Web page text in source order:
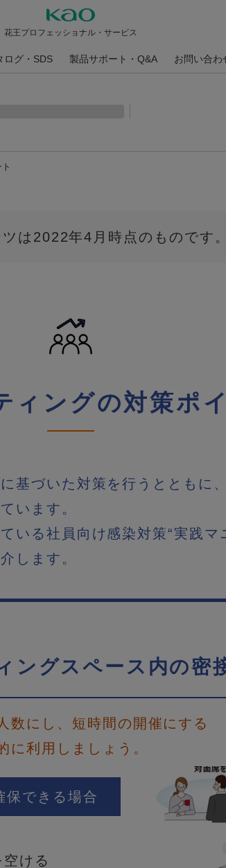
花王プロフェッショナル・サービス
ログ・SDS 製品サポート・Q&A お問い合わ
は2022年4月時点のものです
ィングの対策ポ
基づいた対策を行うとともに
います。
いる社員向け感染対策“実践マ
します。
ングスペース内の密
数にし、短時間の開催にする
に利用しましょう。
保できる場合
ける